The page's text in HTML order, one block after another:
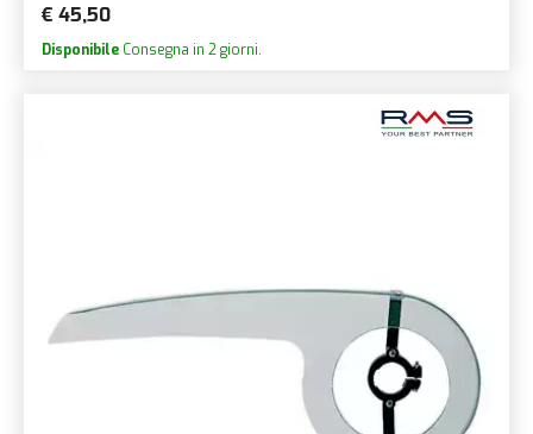
€ 45,50
Disponibile Consegna in 2 giorni.